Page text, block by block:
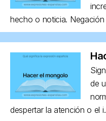
hecho o noticia. Negación
de
despertar la atención o el